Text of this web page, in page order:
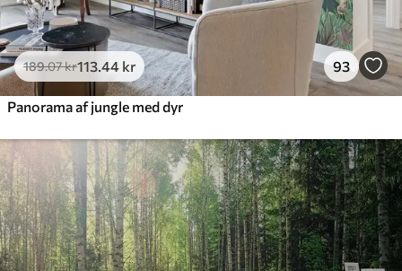
666.67400.00kr/m²
189.07kr113 .44 kr 93
Panorama af jungle med dyr